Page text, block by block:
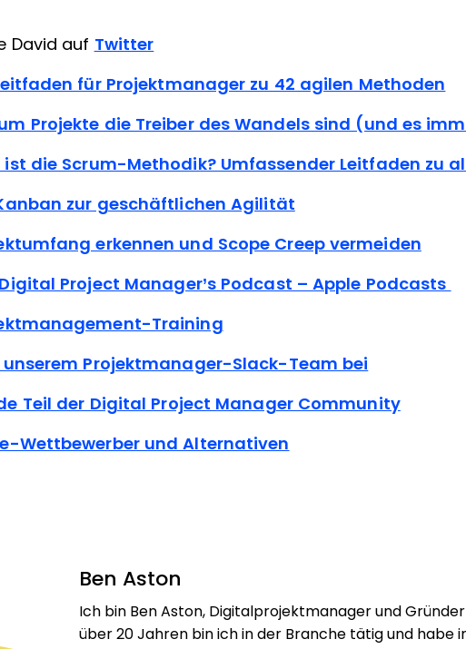
David auf Twitter
für Projektmanager zu 42 agilen Methoden
Projekte die Treiber des Wandels sind (und es
ist die Scrum-Methodik? Umfassender Leitfaden zu
zur geschäftlichen Agilität
erkennen und Scope Creep vermeiden
Project Manager’s Podcast – Apple Podcasts
Training
Projektmanager-Slack-Team bei
Teil der Digital Project Manager Community
Wettbewerber und Alternativen
Ben Aston
Ich bin Ben Aston, Digitalprojektmanager und
über 20 Jahren bin ich in der Branche tätig und habe